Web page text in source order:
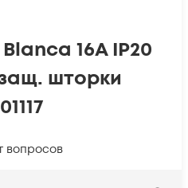
16А IP20
шторки
вопросов